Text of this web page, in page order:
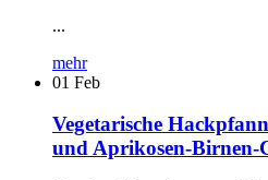
...
mehr
01 Feb
Vegetarische
und Aprikosen-Birnen-